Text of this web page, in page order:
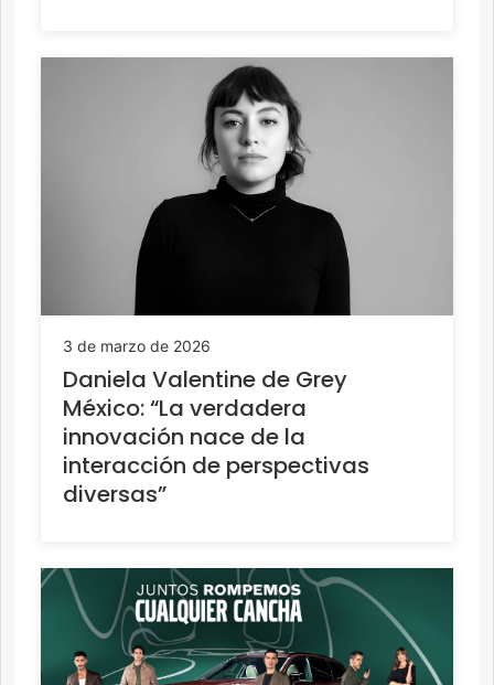
3 de marzo de 2026
Daniela Valentine de Grey
México: “La verdadera
innovación nace de la
interacción de perspectivas
diversas”